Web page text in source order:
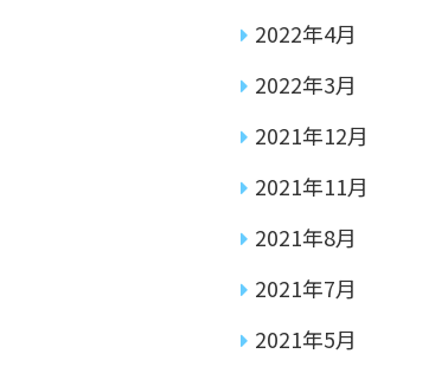
2022年4月
2022年3月
2021年12月
2021年11月
2021年8月
2021年7月
2021年5月